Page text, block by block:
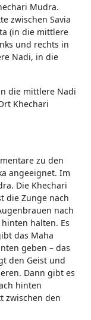
Mudra.
zwischen Savia
(in die mittlere
und rechts in
Nadi, in die
die mittlere Nadi
Khechari
zu den
angeeignet. Im
Die Khechari
die Zunge nach
nach
halten. Es
das Maha
geben – das
den Geist und
Dann gibt es
hinten
zwischen den